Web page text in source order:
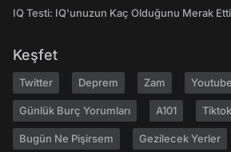
IQ Testi: IQ'unuzun Kaç Olduğunu Merak
Keşfet
Twitter Deprem Zam Youtube
Günlük Burç Yorumları A101 Tiktok
Bugün Ne Pişirsem Gezilecek Yerler